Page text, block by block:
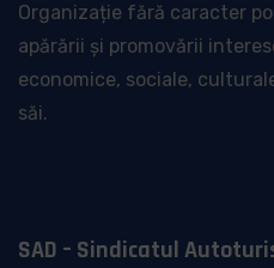
Organizație fără caracter
apărării și promovării
economice, sociale,
săi.
SAD – Sindicatul